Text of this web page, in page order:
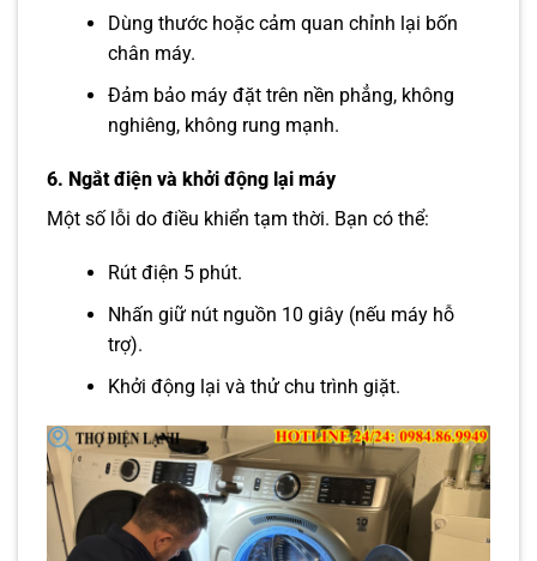
Dùng thước hoặc cảm quan chỉnh lại bốn
chân máy.
Đảm bảo máy đặt trên nền phẳng, không
nghiêng, không rung mạnh.
6. Ngắt điện và khởi động lại máy
Một số lỗi do điều khiển tạm thời. Bạn có thể:
Rút điện 5 phút.
Nhấn giữ nút nguồn 10 giây (nếu máy hỗ
trợ).
Khởi động lại và thử chu trình giặt.